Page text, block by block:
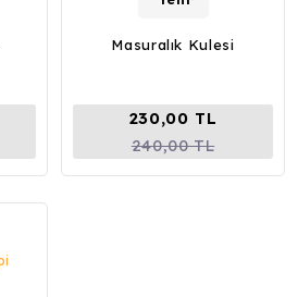
Masuralık Kulesi
230,00 TL
240,00 TL